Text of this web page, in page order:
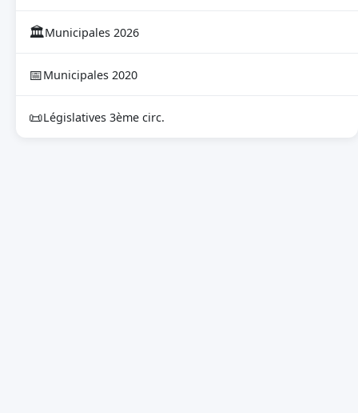
🏛Municipales 2026
📅Municipales 2020
📜Législatives 3ème circ.